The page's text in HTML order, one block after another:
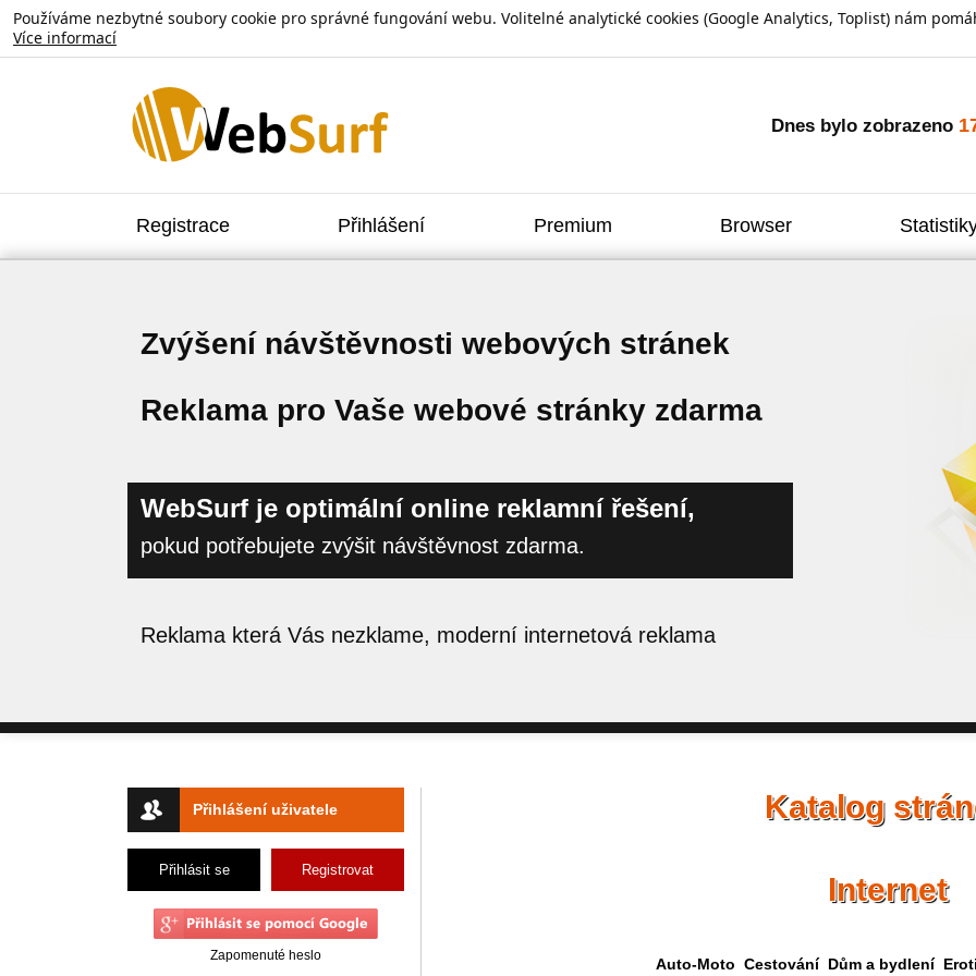
Používáme nezbytné soubory cookie pro správné fungování webu. Volitelné analytické cookies (Google Analytics, Toplist) nám
Více informací
Dnes bylo zobrazeno
Registrace Přihlášení Premium Browser
Zvýšení návštěvnosti webových stránek
Reklama pro Vaše webové stránky zdarma
WebSurf je optimální online reklamní řešení,
pokud potřebujete zvýšit návštěvnost zdarma.
Reklama která Vás nezklame, moderní internetová reklama
Přihlášení uživatele
Přihlásit se Registrovat
Zapomenuté heslo
Katalog
Internet
Auto-Moto Cestování Dům a bydlení